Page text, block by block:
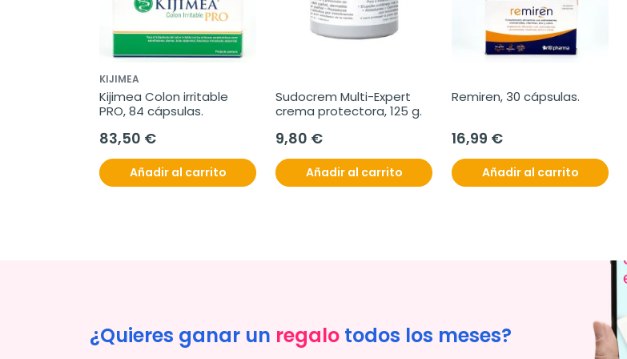
KIJIMEA
Kijimea Colon irritable
PRO, 84 cápsulas.
83,50 €
Añadir al carrito
Sudocrem Multi-Expert
crema protectora, 125 g.
9,80 €
Añadir al carrito
Remiren, 30 cápsulas.
16,99 €
Añadir al carrito
¿Quieres ganar un regalo todos los meses?